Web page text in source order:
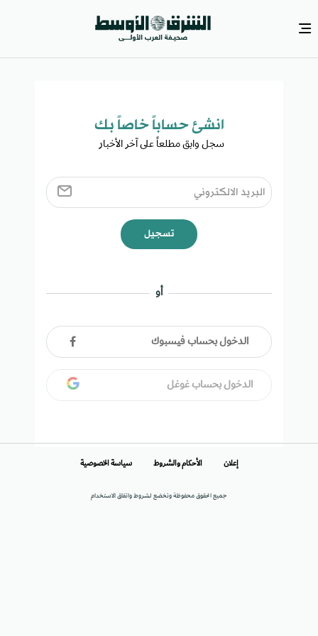
انشئ حساباً خاصاً بك​
سجل وابق مطلعاً على آخر الأخبار ​
تسجيل
أو
الدخول بحساب فيسبوك
الدخول بحساب غوغل
جميع الحقوق محفوظة وتخضع لشروط واتفاق الاستخدام
إعلان الأحكام والشروط سياسة الخصوصية